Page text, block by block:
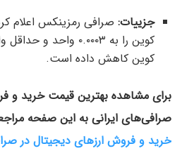
جزییات: صرافی رمزینکس اعلام
کوین کاهش داده است.
برای مشاهده بهترین قیمت خرید و
صرافی‌های ایرانی به این صفحه
خرید و فروش ارزهای دیجیتال در